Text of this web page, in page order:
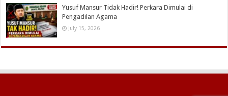
Yusuf Mansur Tidak Hadir! Perkara Dimulai di
Pengadilan Agama
July 15, 2026